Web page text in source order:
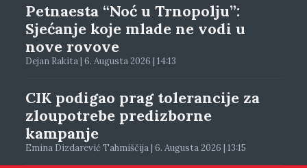
Petnaesta “Noć u Trnopolju”:
Sjećanje koje mlade ne vodi u
nove rovove
Dejan Rakita | 6. Augusta 2026 | 14:13
CIK podigao prag tolerancije za
zloupotrebe predizborne
kampanje
Emina Dizdarević Tahmiščija | 6. Augusta 2026 | 13:15